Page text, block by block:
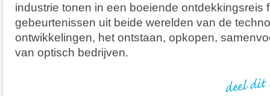
industrie tonen in een boeiende ontdekkingsreis
gebeurtenissen uit beide werelden van de
ontwikkelingen, het ontstaan, opkopen,
van optisch bedrijven.